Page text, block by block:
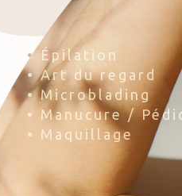
• Épilation
• Art du regard
• Microblading
• Manucure /
• Maquillage